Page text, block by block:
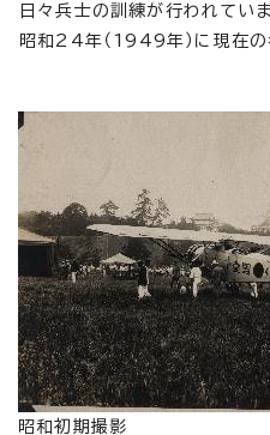
日々兵士の訓練が行われていま
昭和24年（1949年）に現在の
昭和初期撮影